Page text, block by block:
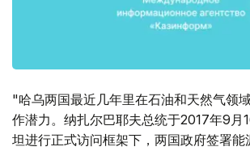
"哈乌两国最近几年里在石油和天然气领
作潜力。纳扎尔巴耶夫总统于2017年9月
坦进行正式访问框架下，两国政府签署能